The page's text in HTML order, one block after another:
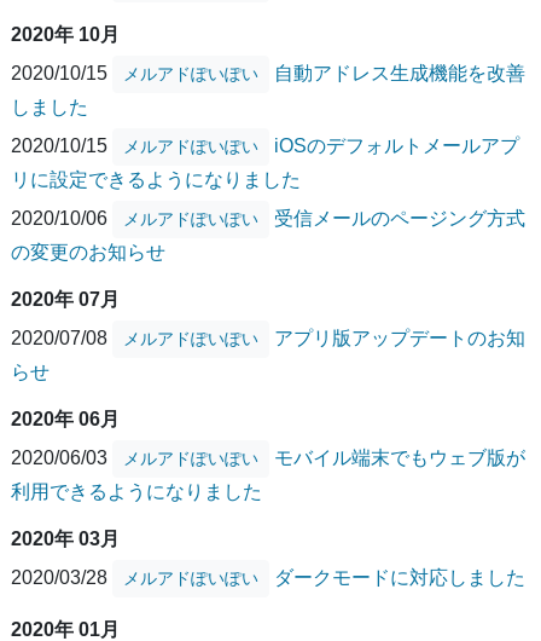
2020年 10月
2020/10/15
メルアドぽいぽい
自動アドレス生成機能を改善
しました
2020/10/15
メルアドぽいぽい
iOSのデフォルトメールアプ
リに設定できるようになりました
2020/10/06
メルアドぽいぽい
受信メールのページング方式
の変更のお知らせ
2020年 07月
2020/07/08
メルアドぽいぽい
アプリ版アップデートのお知
らせ
2020年 06月
2020/06/03
メルアドぽいぽい
モバイル端末でもウェブ版が
利用できるようになりました
2020年 03月
2020/03/28
メルアドぽいぽい ダークモードに対応しました
2020年 01月